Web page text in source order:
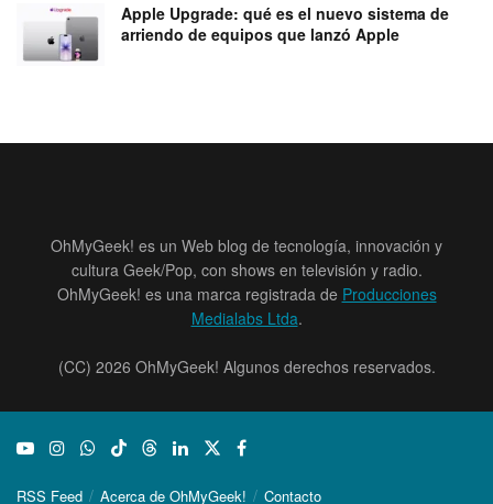
Apple Upgrade: qué es el nuevo sistema de
arriendo de equipos que lanzó Apple
OhMyGeek! es un Web blog de tecnología, innovación y
cultura Geek/Pop, con shows en televisión y radio.
OhMyGeek! es una marca registrada de Producciones
Medialabs Ltda.
(CC) 2026 OhMyGeek! Algunos derechos reservados.
RSS Feed Acerca de OhMyGeek! Contacto